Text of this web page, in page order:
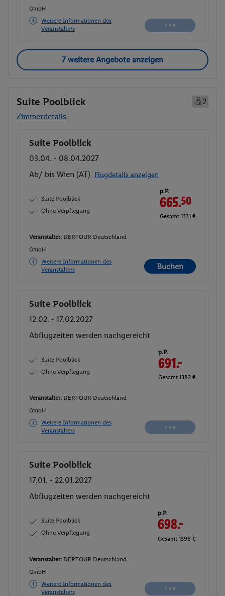
GmbH
Weitere Informationen des
Veranstalters
7 weitere Angebote anzeigen
Suite Poolblick
2
Zimmerdetails
Buchen
Suite Poolblick
03.04. - 08.04.2027
Ab/ bis Wien (AT) Flugdetails anzeigen
Suite Poolblick
Ohne Verpflegung
p.P.
665.50
Gesamt 1331 €
Veranstalter: DERTOUR Deutschland
GmbH
Weitere Informationen des
Veranstalters
Buchen
Buchen
Suite Poolblick
12.02. - 17.02.2027
Abflugzeiten werden nachgereicht
Suite Poolblick
Ohne Verpflegung
p.P.
691.-
Gesamt 1382 €
Veranstalter: DERTOUR Deutschland
GmbH
Weitere Informationen des
Veranstalters
Buchen
Suite Poolblick
17.01. - 22.01.2027
Abflugzeiten werden nachgereicht
Suite Poolblick
Ohne Verpflegung
p.P.
698.-
Gesamt 1396 €
Veranstalter: DERTOUR Deutschland
GmbH
Weitere Informationen des
Veranstalters